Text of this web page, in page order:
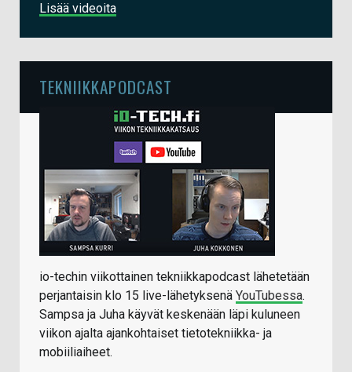
Lisää videoita
TEKNIIKKAPODCAST
io-techin viikottainen tekniikkapodcast lähetetään
perjantaisin klo 15 live-lähetyksenä YouTubessa.
Sampsa ja Juha käyvät keskenään läpi kuluneen
viikon ajalta ajankohtaiset tietotekniikka- ja
mobiiliaiheet.